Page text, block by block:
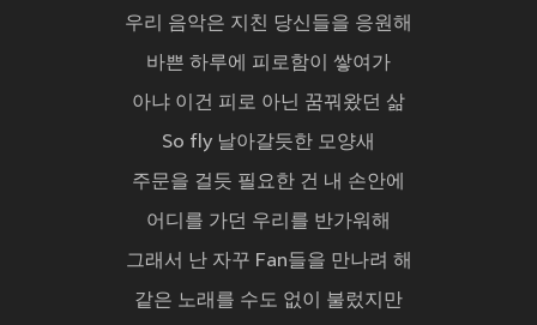
우리 음악은 지친 당신들을 응원해
바쁜 하루에 피로함이 쌓여가
아냐 이건 피로 아닌 꿈꿔왔던 삶
So fly 날아갈듯한 모양새
주문을 걸듯 필요한 건 내 손안에
어디를 가던 우리를 반가워해
그래서 난 자꾸 Fan들을 만나려 해
같은 노래를 수도 없이 불렀지만